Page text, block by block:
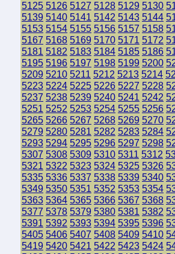
5125 5126 5127 5128 5129 5130
5139 5140 5141 5142 5143 5144
5153 5154 5155 5156 5157 5158
5167 5168 5169 5170 5171 5172
5181 5182 5183 5184 5185 5186
5195 5196 5197 5198 5199 5200
5209 5210 5211 5212 5213 5214
5223 5224 5225 5226 5227 5228
5237 5238 5239 5240 5241 5242
5251 5252 5253 5254 5255 5256
5265 5266 5267 5268 5269 5270
5279 5280 5281 5282 5283 5284
5293 5294 5295 5296 5297 5298
5307 5308 5309 5310 5311 5312
5321 5322 5323 5324 5325 5326
5335 5336 5337 5338 5339 5340
5349 5350 5351 5352 5353 5354
5363 5364 5365 5366 5367 5368
5377 5378 5379 5380 5381 5382
5391 5392 5393 5394 5395 5396
5405 5406 5407 5408 5409 5410
5419 5420 5421 5422 5423 5424